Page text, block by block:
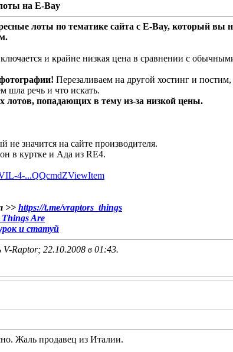
на E-Bay
лоты по тематике сайта с E-Bay, который вы
и крайне низкая цена в сравнении с
Перезаливаем на другой хостинг и
шла речь и что искать.
лотов, попадающих в тему из-за низкой цены.
значится на сайте производителя.
в куртке и Ада из RE4.
4-...QQcmdZViewItem
>> https://t.me/vraptors_things
Things Are
и статуй
V-Raptor; 22.10.2008 в 01:43.
Жаль продавец из Италии.